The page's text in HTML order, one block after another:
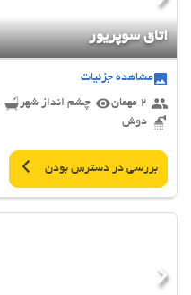
اتاق سوپریور
مشاهده جزئیات
2 مهمان
چشم انداز شهر
دوش
بررسی در دسترس بودن